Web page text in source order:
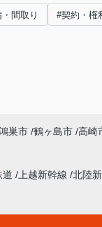
間取り #契約・権
巣市 鶴ヶ島市 高崎
道 上越新幹線 北陸